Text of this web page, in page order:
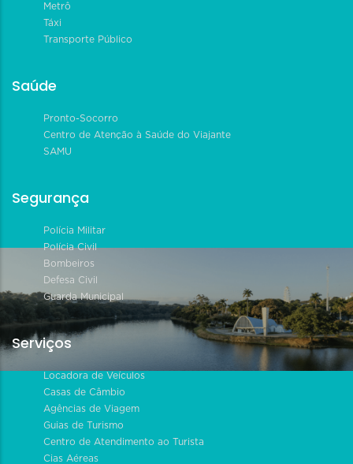
Metrô
Táxi
Transporte Público
Saúde
Pronto-Socorro
Centro de Atenção à Saúde do Viajante
SAMU
Segurança
Polícia Militar
Polícia Civil
Bombeiros
Defesa Civil
Guarda Municipal
Serviços
Locadora de Veículos
Casas de Câmbio
Agências de Viagem
Guias de Turismo
Centro de Atendimento ao Turista
Cias Aéreas